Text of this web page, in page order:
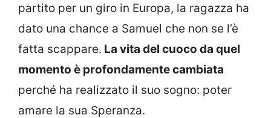
partito per un giro in Europa, la ragazza ha
dato una chance a Samuel che non se l’è
fatta scappare. La vita del cuoco da quel
momento è profondamente cambiata
perché ha realizzato il suo sogno: poter
amare la sua Speranza.